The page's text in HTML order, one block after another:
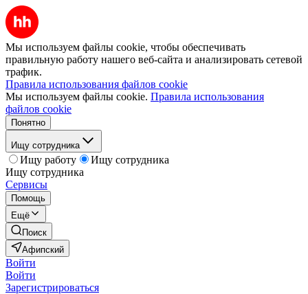
Мы используем файлы cookie, чтобы обеспечивать
правильную работу нашего веб-сайта и анализировать сетевой
трафик.
Правила использования файлов cookie
Мы используем файлы cookie. Правила использования
файлов cookie
Понятно
Ищу сотрудника
Ищу работу
Ищу сотрудника
Ищу сотрудника
Сервисы
Помощь
Ещё
Поиск
Афипский
Войти
Войти
Зарегистрироваться